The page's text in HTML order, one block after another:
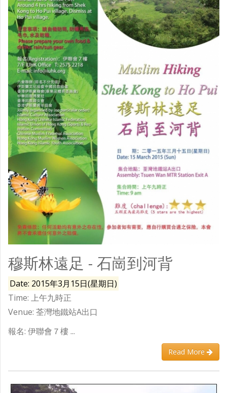
穆斯林遠足 - 石崗到河背
Date: 2015年3月15日(星期日)
Time: 上午九時正
Venue: 荃灣地鐵站A出口
報名: 伊聯會７樓 ...
Read More